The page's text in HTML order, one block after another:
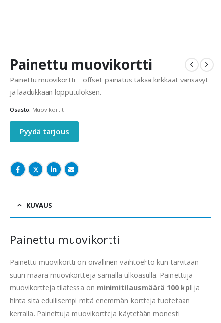
Painettu muovikortti
Painettu muovikortti – offset-painatus takaa kirkkaat värisävyt
ja laadukkaan lopputuloksen.
Osasto: Muovikortit
Pyydä tarjous
KUVAUS
Painettu muovikortti
Painettu muovikortti on oivallinen vaihtoehto kun tarvitaan
suuri määrä muovikortteja samalla ulkoasulla. Painettuja
muovikortteja tilatessa on minimitilausmäärä 100 kpl ja
hinta sitä edullisempi mitä enemmän kortteja tuotetaan
kerralla. Painettuja muovikortteja käytetään monesti